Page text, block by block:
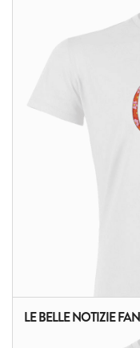
LE BELLE NOTIZIE